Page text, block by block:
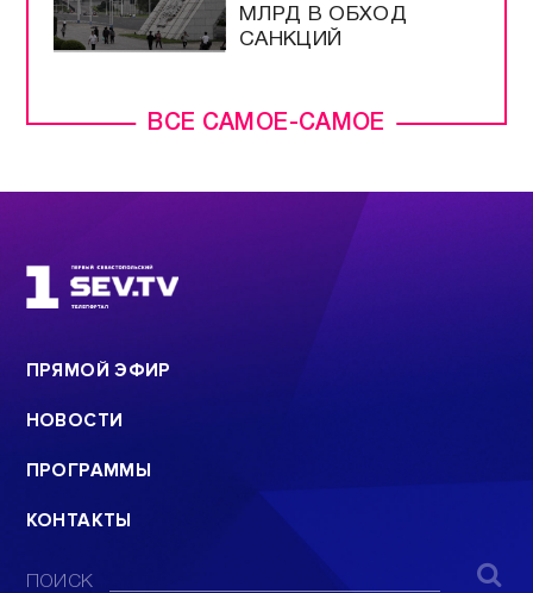
ВСЕ САМОЕ-САМОЕ
МЛРД В ОБХОД
САНКЦИЙ
ПРЯМОЙ ЭФИР
НОВОСТИ
ПРОГРАММЫ
КОНТАКТЫ
ПОИСК